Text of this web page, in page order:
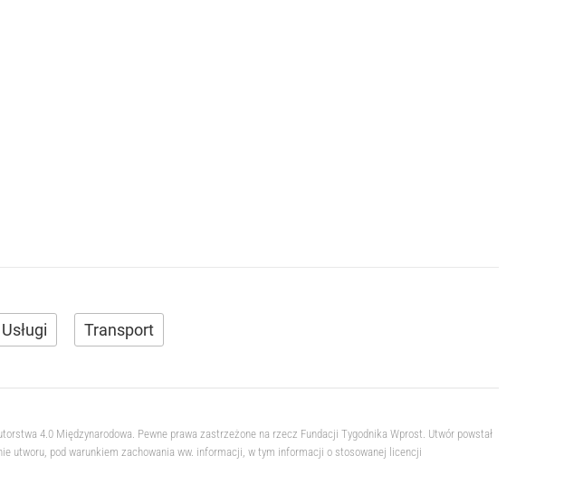
Usługi Transport
4.0 Międzynarodowa. Pewne prawa zastrzeżone na rzecz Fundacji Tygodnika Wprost. Utwór powstał
utworu, pod warunkiem zachowania ww. informacji, w tym informacji o stosowanej licencji